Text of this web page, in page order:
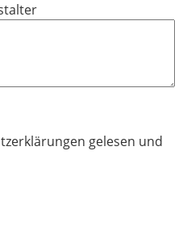
gelesen und